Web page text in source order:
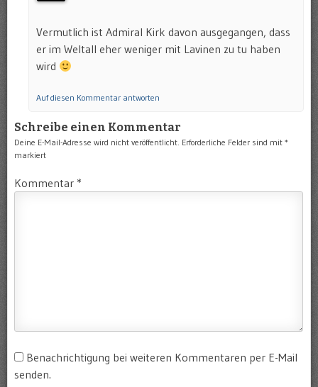
Vermutlich ist Admiral Kirk davon ausgegangen, dass
er im Weltall eher weniger mit Lavinen zu tu haben
wird
Auf diesen Kommentar antworten
Schreibe einen Kommentar
Deine E-Mail-Adresse wird nicht veröffentlicht. Erforderliche Felder sind mit *
markiert
Kommentar *
Benachrichtigung bei weiteren Kommentaren per E-Mail
senden.